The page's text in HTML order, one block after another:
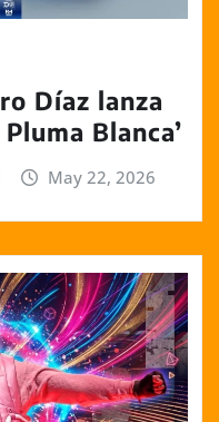
Díaz lanza
Blanca’
May 22, 2026